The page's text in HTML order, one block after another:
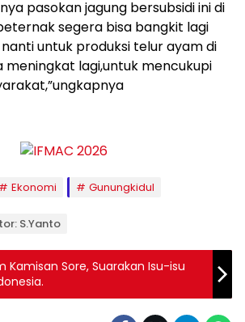
pasokan jagung bersubsidi ini di
segera bisa bangkit lagi
untuk produksi telur ayam di
meningkat lagi,untuk mencukupi
Ekonomi Gunungkidul
S.Yanto
Kamisan Sore, Suarakan Isu-isu